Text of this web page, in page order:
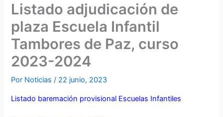
Listado adjudicación de
plaza Escuela Infantil
Tambores de Paz, curso
2023-2024
Por Noticias/ 22 junio, 2023
Listado baremación provisional Escuelas Infantiles